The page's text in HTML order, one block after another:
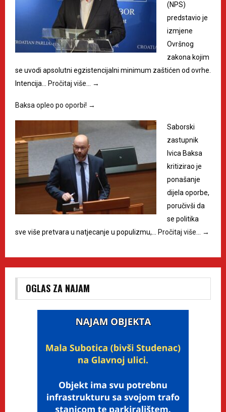
(NPS)
predstavio je
izmjene
Ovršnog
zakona kojim
se uvodi apsolutni egzistencijalni minimum zaštićen od ovrhe.
Intencija…
Pročitaj više… →
Baksa opleo po oporbi! →
Saborski
zastupnik
Ivica Baksa
kritizirao je
ponašanje
dijela oporbe,
poručivši da
se politika
sve više pretvara u natjecanje u populizmu,…
Pročitaj više… →
OGLAS ZA NAJAM